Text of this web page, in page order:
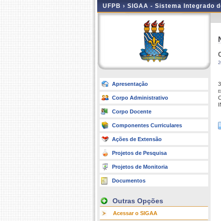
UFPB › SIGAA - Sistema Integrado
Apresentação
Corpo Administrativo
Corpo Docente
Componentes Curriculares
Ações de Extensão
Projetos de Pesquisa
Projetos de Monitoria
Documentos
Outras Opções
Acessar o SIGAA